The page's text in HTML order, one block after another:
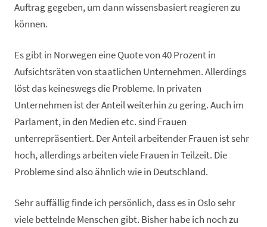
Auftrag gegeben, um dann wissensbasiert reagieren zu
können.
Es gibt in Norwegen eine Quote von 40 Prozent in
Aufsichtsräten von staatlichen Unternehmen. Allerdings
löst das keineswegs die Probleme. In privaten
Unternehmen ist der Anteil weiterhin zu gering. Auch im
Parlament, in den Medien etc. sind Frauen
unterrepräsentiert. Der Anteil arbeitender Frauen ist sehr
hoch, allerdings arbeiten viele Frauen in Teilzeit. Die
Probleme sind also ähnlich wie in Deutschland.
Sehr auffällig finde ich persönlich, dass es in Oslo sehr
viele bettelnde Menschen gibt. Bisher habe ich noch zu